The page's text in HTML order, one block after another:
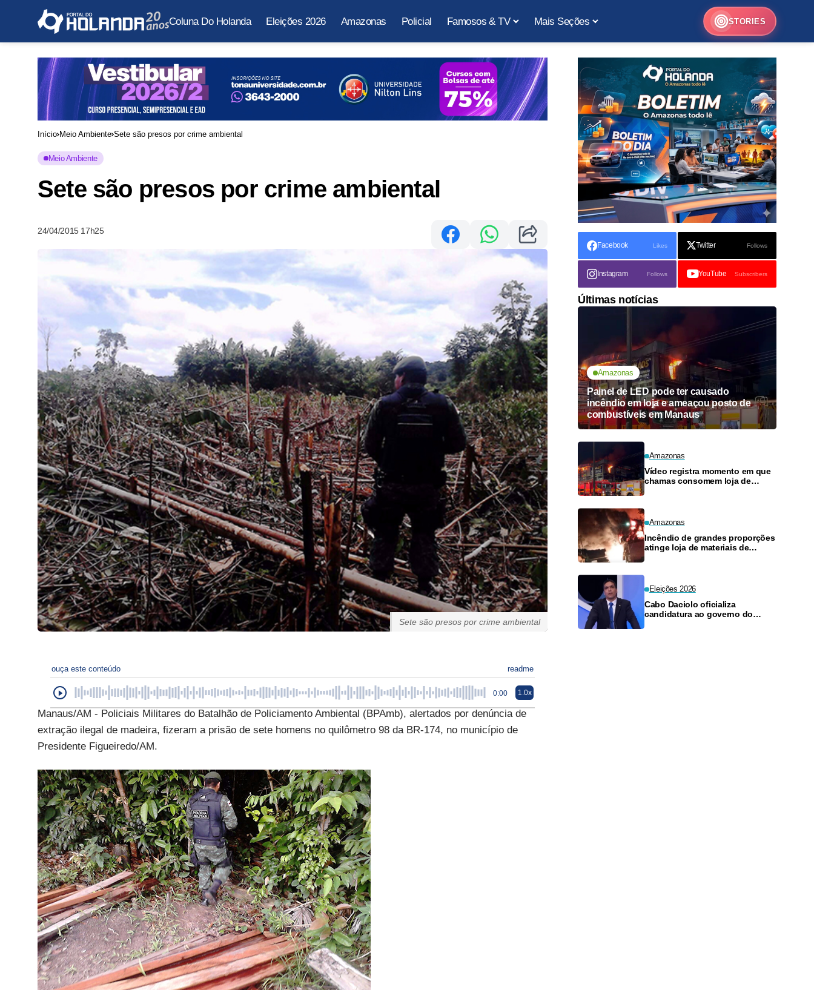
Coluna Do Holanda Eleições 2026 Amazonas Policial Famosos & TV Mais Seções STORIES
Início Meio Ambiente Sete são presos por crime ambiental
Meio Ambiente
Sete são presos por crime ambiental
24/04/2015 17h25
Sete são presos por crime ambiental
ouça este conteúdo readme
0:00 1.0x
Manaus/AM - Policiais Militares do Batalhão de Policiamento Ambiental (BPAmb), alertados por denúncia de
extração ilegal de madeira, fizeram a prisão de sete homens no quilômetro 98 da BR-174, no município de
Presidente Figueiredo/AM.
Facebook Likes Twitter Follows
Instagram Follows YouTube Subscribers
Últimas notícias
Amazonas
Painel de LED pode ter causado
incêndio em loja e ameaçou posto de
combustíveis em Manaus
Amazonas
Vídeo registra momento em que
chamas consomem loja de
Amazonas
Incêndio de grandes proporções
atinge loja de materiais de
Eleições 2026
Cabo Daciolo oficializa
candidatura ao governo do